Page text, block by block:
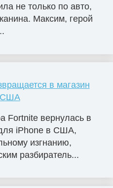
не только по авто,
Максим, герой
в магазин
США
Fortnite вернулась в
iPhone в США,
изгнанию,
разбиратель...